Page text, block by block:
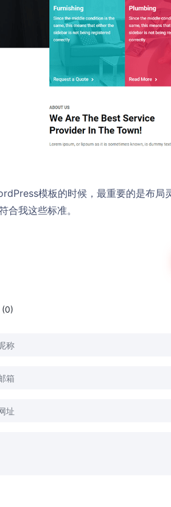
模板的时候，最重要的是布局
合我这些标准。
(0)